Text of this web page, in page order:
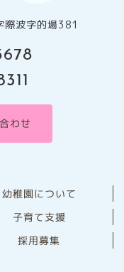
波字的場381
わせ
幼稚園について
子育て支援
採用募集